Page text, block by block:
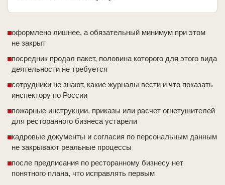
оформлено лишнее, а обязательный минимум при этом
не закрыт
посредник продал пакет, половина которого для этого вида
деятельности не требуется
сотрудники не знают, какие журналы вести и что показать
инспектору по России
пожарные инструкции, приказы или расчет огнетушителей
для ресторанного бизнеса устарели
кадровые документы и согласия по персональным данным
не закрывают реальные процессы
после предписания по ресторанному бизнесу нет
понятного плана, что исправлять первым